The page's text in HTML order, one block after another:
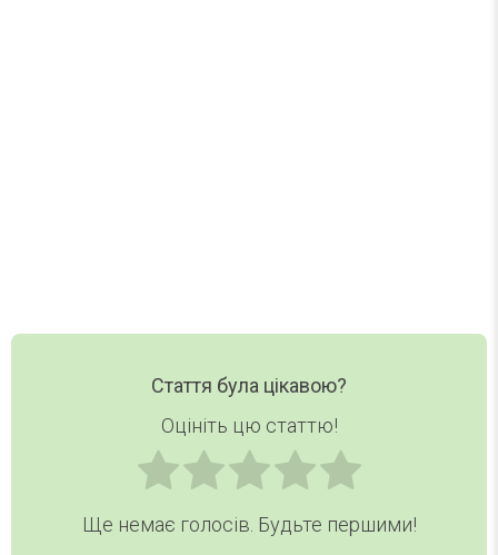
Стаття була цікавою?
Оцініть цю статтю!
Ще немає голосів. Будьте першими!